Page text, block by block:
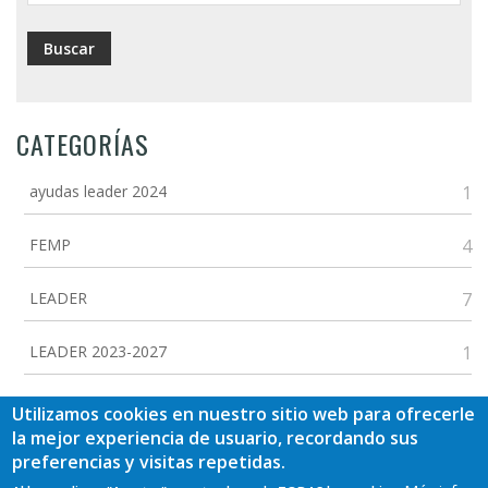
CATEGORÍAS
ayudas leader 2024 1
FEMP 4
LEADER 7
LEADER 2023-2027 1
Actualidad 2
ETIQUETAS
Utilizamos cookies en nuestro sitio web para ofrecerle
la mejor experiencia de usuario, recordando sus
preferencias y visitas repetidas.